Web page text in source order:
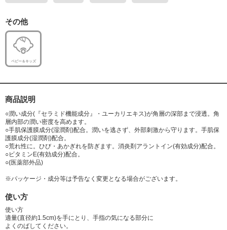
その他
ベビー＆キッズ
商品説明
○潤い成分(『セラミド機能成分』・ユーカリエキス)が角層の深部まで浸透。角
層内部の潤い密度を高めます。
○手肌保護膜成分(湿潤剤)配合。潤いを逃さず、外部刺激から守ります。手肌保
護膜成分(湿潤剤)配合。
○荒れ性に。ひび・あかぎれを防ぎます。消炎剤アラントイン(有効成分)配合。
○ビタミンE(有効成分)配合。
○(医薬部外品)
※パッケージ・成分等は予告なく変更となる場合がございます。
使い方
使い方
適量(直径約1.5cm)を手にとり、手指の気になる部分に
よくのばしてください。